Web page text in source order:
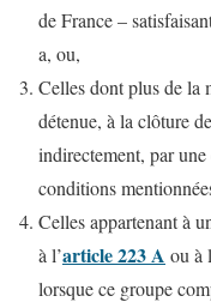
de France –
a, ou,
Celles dont plus de la
détenue, à la clôture
indirectement, par
conditions
Celles appartenant à
à l’article 223 A ou à
lorsque ce groupe